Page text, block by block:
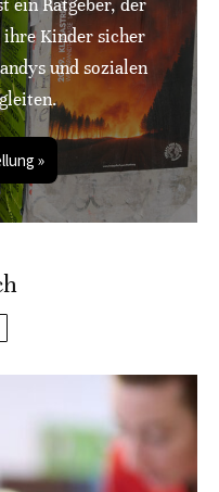
ein Ratgeber, der
Kinder sicher
und sozialen
»